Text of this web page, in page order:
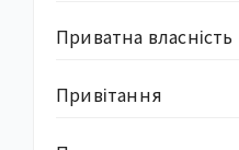
Приватна власність
Привітання